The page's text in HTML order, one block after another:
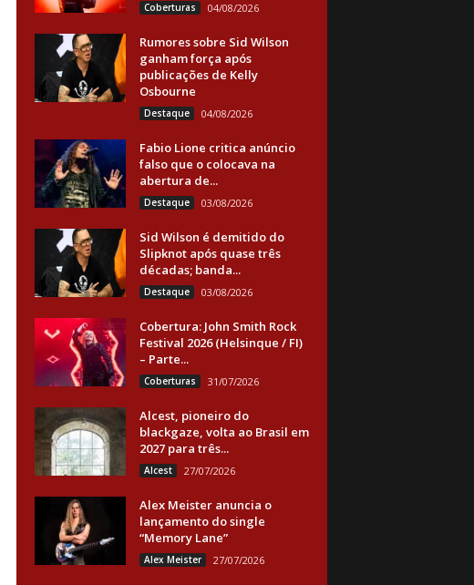
Coberturas 04/08/2026
Rumores sobre Sid Wilson
ganham força após
publicações de Kelly
Osbourne
Destaque 04/08/2026
Fabio Lione critica anúncio
falso que o colocava na
abertura de...
Destaque 03/08/2026
Sid Wilson é demitido do
Slipknot após quase três
décadas; banda...
Destaque 03/08/2026
Cobertura: John Smith Rock
Festival 2026 (Helsinque / FI)
– Parte...
Coberturas 31/07/2026
Alcest, pioneiro do
blackgaze, volta ao Brasil em
2027 para três...
Alcest 27/07/2026
Alex Meister anuncia o
lançamento do single
“Memory Lane”
Alex Meister 27/07/2026